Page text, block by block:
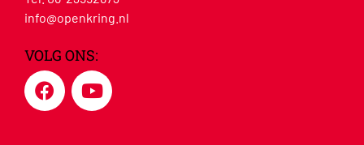
info@openkring.nl
VOLG ONS: